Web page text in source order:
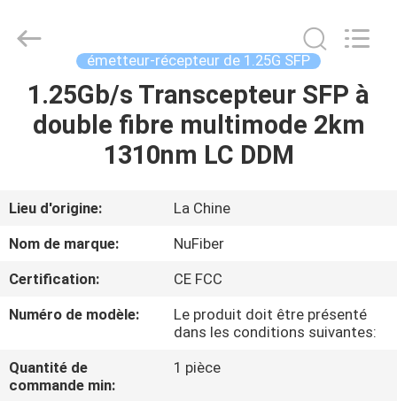
MAISON
PRODUITS
AU
SUJET
DE
VISITE
D'USINE
Co.,Ltd.
Developed
émetteur-récepteur de 1.25G SFP
1.25Gb/s Transcepteur SFP à
double fibre multimode 2km
1310nm LC DDM
Lieu d'origine:
La Chine
Nom de marque:
NuFiber
Certification:
CE FCC
Numéro de modèle:
Le produit doit être présenté
dans les conditions suivantes:
Quantité de
commande min:
1 pièce